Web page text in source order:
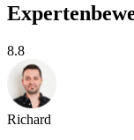
8.8
Richard